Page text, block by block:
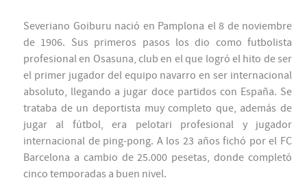
Severiano Goiburu nació en Pamplona el 8 de noviembre
de 1906. Sus primeros pasos los dio como futbolista
profesional en Osasuna, club en el que logró el hito de ser
el primer jugador del equipo navarro en ser internacional
absoluto, llegando a jugar doce partidos con España. Se
trataba de un deportista muy completo que, además de
jugar al fútbol, era pelotari profesional y jugador
internacional de ping-pong. A los 23 años fichó por el FC
Barcelona a cambio de 25.000 pesetas, donde completó
cinco temporadas a buen nivel.